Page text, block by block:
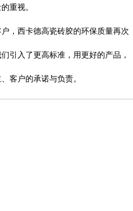
重视。
，西卡德高瓷砖胶的环保质量再次
引入了更高标准，用更好的产品，
客户的承诺与负责。